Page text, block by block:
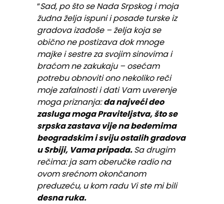
”Sad, po što se Nada Srpskog i moja
žudna želja ispuni i posade turske iz
gradova izađoše – želja koja se
obično ne postizava dok mnoge
majke i sestre za svojim sinovima i
braćom ne zakukaju – osećam
potrebu obnoviti ono nekoliko reči
moje zafalnosti i dati Vam uverenje
moga priznanja:da najveći deo
zasluga moga Praviteljstva, što se
srpska zastava vije na bedemima
beogradskim i sviju ostalih gradova
u Srbiji, Vama pripada.Sa drugim
rečima: ja sam oberučke radio na
ovom srećnom okončanom
preduzeću, u kom radu Vi ste mi bili
desna ruka.